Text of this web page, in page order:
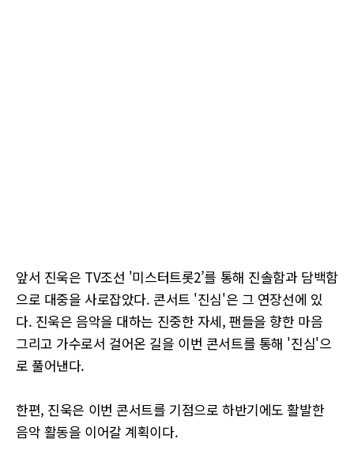
앞서 진욱은 TV조선 '미스터트롯2’를 통해 진솔함과 담백함
으로 대중을 사로잡았다. 콘서트 '진심'은 그 연장선에 있
다. 진욱은 음악을 대하는 진중한 자세, 팬들을 향한 마음
그리고 가수로서 걸어온 길을 이번 콘서트를 통해 '진심'으
로 풀어낸다.
한편, 진욱은 이번 콘서트를 기점으로 하반기에도 활발한
음악 활동을 이어갈 계획이다.